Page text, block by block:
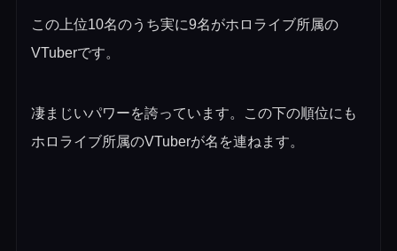
この上位10名のうち実に9名がホロライブ所属の
VTuberです。
凄まじいパワーを誇っています。この下の順位にも
ホロライブ所属のVTuberが名を連ねます。